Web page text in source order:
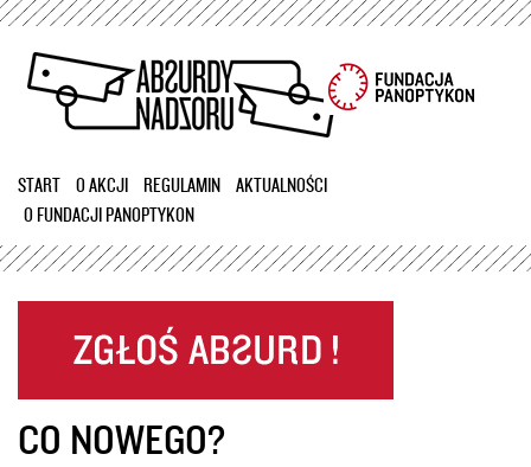
Przejdź
treści
START O AKCJI REGULAMIN
AKTUALNOŚCI
O FUNDACJI PANOPTYKON
CO NOWEGO?